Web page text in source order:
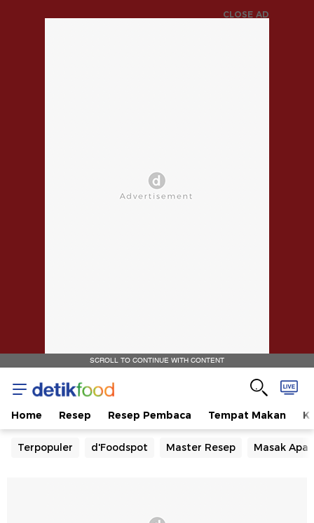
CLOSE AD
SCROLL TO CONTINUE WITH CONTENT
Home Resep Resep Pembaca Tempat Makan
Terpopuler d'Foodspot Master Resep Masak Apa